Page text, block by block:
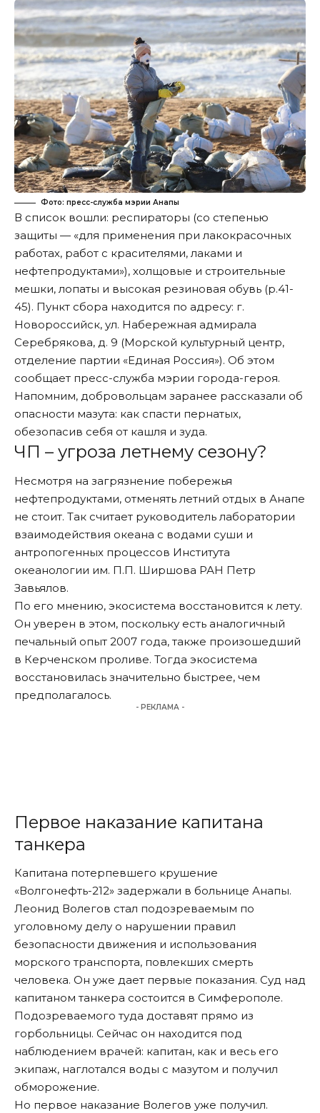
Фото: пресс-служба мэрии Анапы
В список вошли: респираторы (со степенью
защиты — «для применения при лакокрасочных
работах, работ с красителями, лаками и
нефтепродуктами»), холщовые и строительные
мешки, лопаты и высокая резиновая обувь (р.41-
45). Пункт сбора находится по адресу: г.
Новороссийск, ул. Набережная адмирала
Серебрякова, д. 9 (Морской культурный центр,
отделение партии «Единая Россия»). Об этом
сообщает пресс-служба мэрии города-героя.
Напомним, добровольцам заранее рассказали об
опасности мазута: как спасти пернатых,
обезопасив себя от кашля и зуда.
ЧП – угроза летнему сезону?
Несмотря на загрязнение побережья
нефтепродуктами, отменять летний отдых в Анапе
не стоит. Так считает руководитель лаборатории
взаимодействия океана с водами суши и
антропогенных процессов Института
океанологии им. П.П. Ширшова РАН Петр
Завьялов.
По его мнению, экосистема восстановится к лету.
Он уверен в этом, поскольку есть аналогичный
печальный опыт 2007 года, также произошедший
в Керченском проливе. Тогда экосистема
восстановилась значительно быстрее, чем
предполагалось.
- РЕКЛАМА -
Первое наказание капитана
танкера
Капитана потерпевшего крушение
«Волгонефть-212» задержали в больнице Анапы.
Леонид Волегов стал подозреваемым по
уголовному делу о нарушении правил
безопасности движения и использования
морского транспорта, повлекших смерть
человека. Он уже дает первые показания. Суд над
капитаном танкера состоится в Симферополе.
Подозреваемого туда доставят прямо из
горбольницы. Сейчас он находится под
наблюдением врачей: капитан, как и весь его
экипаж, наглотался воды с мазутом и получил
обморожение.
Но первое наказание Волегов уже получил.